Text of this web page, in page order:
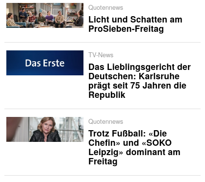
Quotennews
Licht und Schatten am
ProSieben-Freitag
TV-News
Das Lieblingsgericht der
Deutschen: Karlsruhe
prägt seit 75 Jahren die
Republik
Quotennews
Trotz Fußball: «Die
Chefin» und «SOKO
Leipzig» dominant am
Freitag